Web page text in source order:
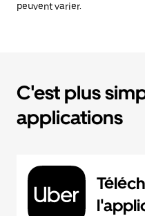
peuvent varier.
C'est plus
applications